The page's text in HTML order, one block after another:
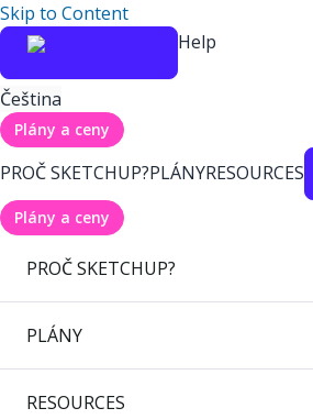
Skip to Content
Help
Čeština
Plány a ceny
PROČ SKETCHUP?PLÁNYRESOURCES
Plány a ceny
PROČ SKETCHUP?
PLÁNY
RESOURCES